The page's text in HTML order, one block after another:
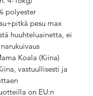
polyester
pesu max
huuhteluainetta, ei
Koala (Kiina)
vastuullisesti ja
on EU:n